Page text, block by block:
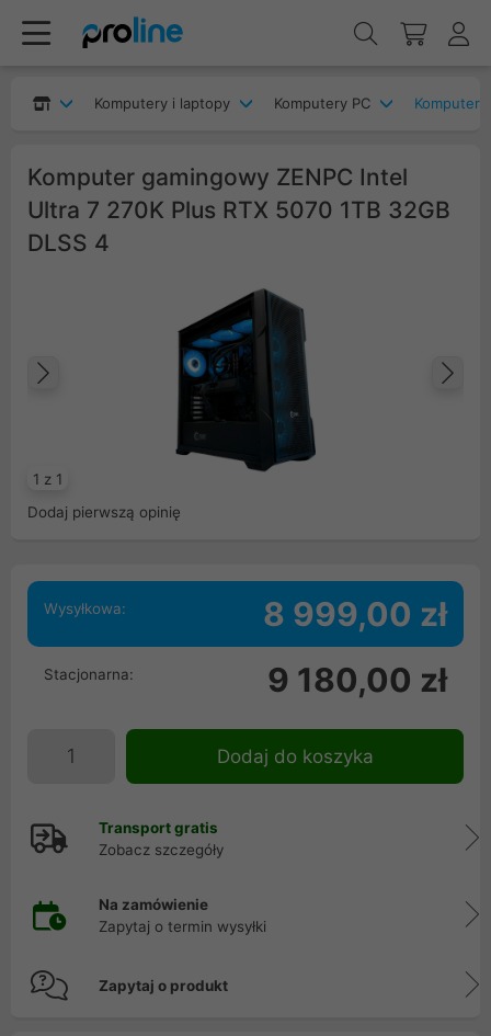
Komputery i laptopy Komputery PC
Komputer gamingowy ZENPC Intel
Ultra 7 270K Plus RTX 5070 1TB 32GB
DLSS 4
1 z 1
Poprzedni
Dodaj pierwszą opinię
Wysyłkowa: 8 999,00 zł
Stacjonarna: 9 180,00 zł
Dodaj do koszyka
Transport gratis
Zobacz szczegóły
Na zamówienie
Zapytaj o termin wysyłki
Zapytaj o produkt